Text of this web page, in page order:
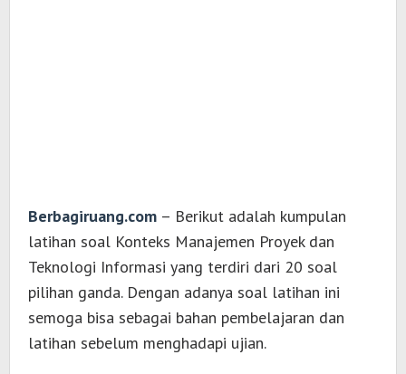
Berbagiruang.com – Berikut adalah kumpulan
latihan soal Konteks Manajemen Proyek dan
Teknologi Informasi yang terdiri dari 20 soal
pilihan ganda. Dengan adanya soal latihan ini
semoga bisa sebagai bahan pembelajaran dan
latihan sebelum menghadapi ujian.